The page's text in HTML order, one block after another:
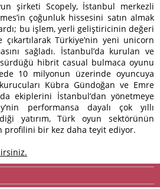
şirketi Scopely, İstanbul merkezli
çoğunluk hissesini satın almak
bu işlem, yerli geliştiricinin değeri
Türkiye’nin yeni unicorn
sağladı. İstanbul’da kurulan ve
hibrit casual bulmaca oyunu
10 milyonun üzerinde oyuncuya
Kübra Gündoğan ve Emre
ekiplerini İstanbul’dan yönetmeye
performansa dayalı çok yıllı
yatırım, Türk oyun sektörünün
profilini bir kez daha teyit ediyor.